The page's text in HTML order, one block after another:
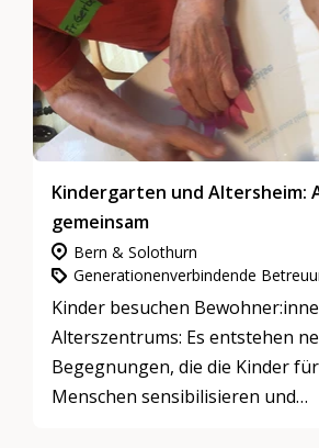
Kindergarten und Altersheim:
gemeinsam
Bern & Solothurn
Kinder besuchen
Alterszentrums: Es entstehen
Begegnungen, die die Kinder
Menschen sensibilisieren und